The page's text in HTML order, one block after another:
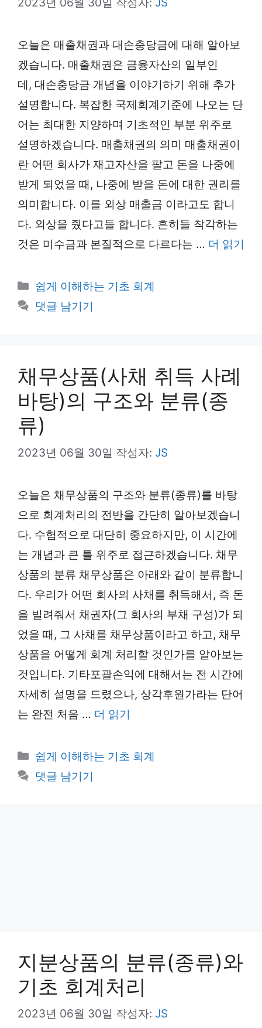
오늘은 매출채권과 대손충당금에 대해 알아보
겠습니다. 매출채권은 금융자산의 일부인
데, 대손충당금 개념을 이야기하기 위해 추가
설명합니다. 복잡한 국제회계기준에 나오는 단
어는 최대한 지양하며 기초적인 부분 위주로
설명하겠습니다. 매출채권의 의미 매출채권이
란 어떤 회사가 재고자산을 팔고 돈을 나중에
받게 되었을 때, 나중에 받을 돈에 대한 권리를
의미합니다. 이를 외상 매출금 이라고도 합니
다. 외상을 줬다고들 합니다. 흔히들 착각하는
것은 미수금과 본질적으로 다르다는 … 더 읽기
카
테
쉽게 이해하는 기초 회계
댓글 남기기
채무상품(사채 취득 사례
바탕)의 구조와 분류(종
류)
2023년 06월 30일 작성자: JS
오늘은 채무상품의 구조와 분류(종류)를 바탕
으로 회계처리의 전반을 간단히 알아보겠습니
다. 수험적으로 대단히 중요하지만, 이 시간에
는 개념과 큰 틀 위주로 접근하겠습니다. 채무
상품의 분류 채무상품은 아래와 같이 분류합니
다. 우리가 어떤 회사의 사채를 취득해서, 즉 돈
을 빌려줘서 채권자(그 회사의 부채 구성)가 되
었을 때, 그 사채를 채무상품이라고 하고, 채무
상품을 어떻게 회계 처리할 것인가를 알아보는
것입니다. 기타포괄손익에 대해서는 전 시간에
자세히 설명을 드렸으나, 상각후원가라는 단어
는 완전 처음 … 더 읽기
카
테
고
쉽게 이해하는 기초 회계
댓글 남기기
지분상품의 분류(종류)와
기초 회계처리
2023년 06월 30일 작성자: JS